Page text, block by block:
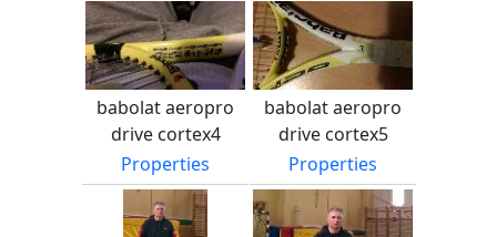
babolat aeropro
drive cortex4
Properties
babolat aeropro
drive cortex5
Properties